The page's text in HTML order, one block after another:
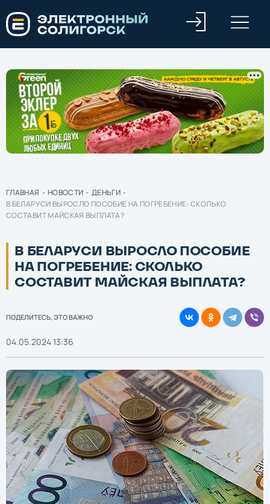
ГЛАВНАЯ - НОВОСТИ - ДЕНЬГИ -
В БЕЛАРУСИ ВЫРОСЛО ПОСОБИЕ НА ПОГРЕБЕНИЕ: СКОЛЬКО
СОСТАВИТ МАЙСКАЯ ВЫПЛАТА?
В БЕЛАРУСИ ВЫРОСЛО ПОСОБИЕ
НА ПОГРЕБЕНИЕ: СКОЛЬКО
СОСТАВИТ МАЙСКАЯ ВЫПЛАТА?
ПОДЕЛИТЕСЬ, ЭТО ВАЖНО
04.05.2024 13:36